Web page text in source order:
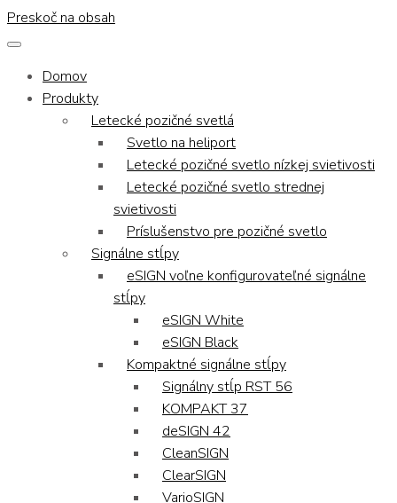
Preskoč na obsah
Domov
Produkty
Letecké pozičné svetlá
Svetlo na heliport
Letecké pozičné svetlo nízkej svietivosti
Letecké pozičné svetlo strednej
svietivosti
Príslušenstvo pre pozičné svetlo
Signálne stĺpy
eSIGN voľne konfigurovateľné signálne
stĺpy
eSIGN White
eSIGN Black
Kompaktné signálne stĺpy
Signálny stĺp RST 56
KOMPAKT 37
deSIGN 42
CleanSIGN
ClearSIGN
VarioSIGN